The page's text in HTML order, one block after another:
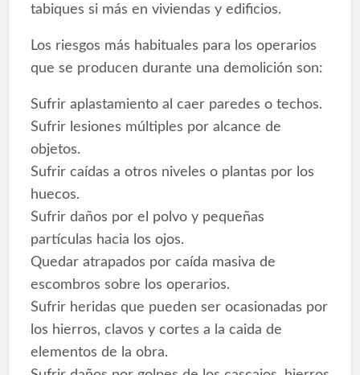
tabiques si más en viviendas y edificios.
Los riesgos más habituales para los operarios
que se producen durante una demolición son:
Sufrir aplastamiento al caer paredes o techos.
Sufrir lesiones múltiples por alcance de
objetos.
Sufrir caídas a otros niveles o plantas por los
huecos.
Sufrir daños por el polvo y pequeñas
partículas hacia los ojos.
Quedar atrapados por caída masiva de
escombros sobre los operarios.
Sufrir heridas que pueden ser ocasionadas por
los hierros, clavos y cortes a la caida de
elementos de la obra.